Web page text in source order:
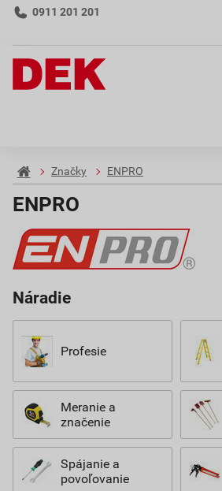
0911 201 201
Značky ENPRO
ENPRO
Náradie
Profesie
Meranie a
značenie
Spájanie a
povoľovanie